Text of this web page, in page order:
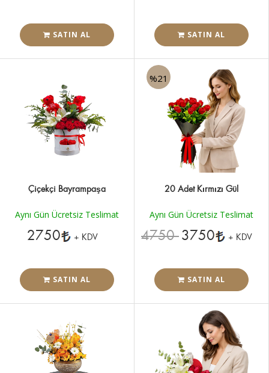
SATIN AL SATIN AL
Çiçekçi Bayrampaşa
Aynı Gün Ücretsiz Teslimat
2750 + KDV
SATIN AL
%21
20 Adet Kırmızı Gül
Aynı Gün Ücretsiz Teslimat
47503750 + KDV
SATIN AL